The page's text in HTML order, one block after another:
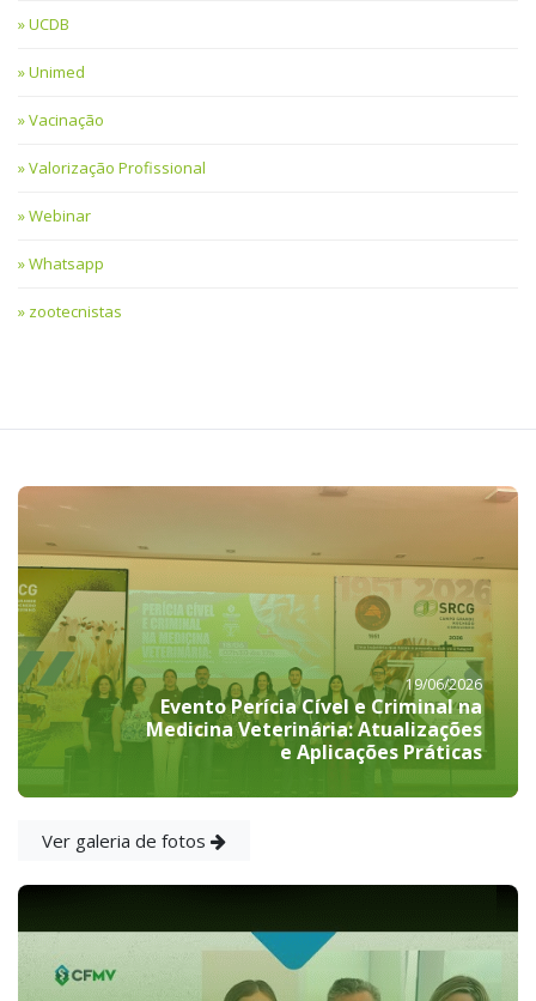
UCDB
Unimed
Vacinação
Valorização Profissional
Webinar
Whatsapp
zootecnistas
19/06/2026
Evento Perícia Cível e Criminal na
Medicina Veterinária: Atualizações
e Aplicações Práticas
Ver galeria de fotos